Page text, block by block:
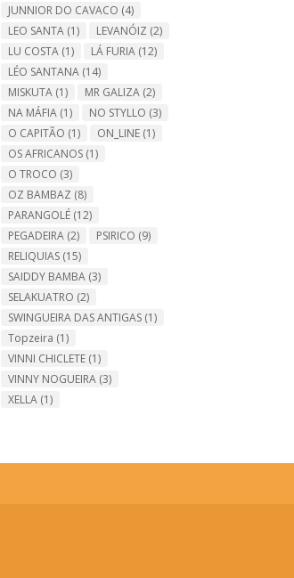
JUNNIOR DO CAVACO (4)
LEO SANTA (1) LEVANÓIZ (2)
LU COSTA (1) LÁ FURIA (12)
LÉO SANTANA (14)
MISKUTA (1) MR GALIZA (2)
NA MÁFIA (1) NO STYLLO (3)
O CAPITÃO (1) ON_LINE (1)
OS AFRICANOS (1)
O TROCO (3)
OZ BAMBAZ (8)
PARANGOLÉ (12)
PEGADEIRA (2) PSIRICO (9)
RELIQUIAS (15)
SAIDDY BAMBA (3)
SELAKUATRO (2)
SWINGUEIRA DAS ANTIGAS (1)
Topzeira (1)
VINNI CHICLETE (1)
VINNY NOGUEIRA (3)
XELLA (1)